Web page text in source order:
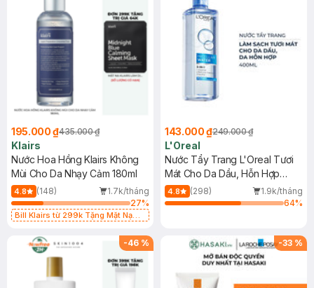
195.000 ₫435.000 ₫
Klairs
Nước Hoa Hồng Klairs Không
Mùi Cho Da Nhạy Cảm 180ml
4.8 (148)
1.7k/tháng
27%
Bill Klairs từ 299k Tặng Mặt Nạ
25ml (SL Có Hạn)
143.000 ₫249.000 ₫
L'Oreal
Nước Tẩy Trang L'Oreal Tươi
Mát Cho Da Dầu, Hỗn Hợp
400ml
4.8 (298)
1.9k/tháng
64%
-46 % -33 %